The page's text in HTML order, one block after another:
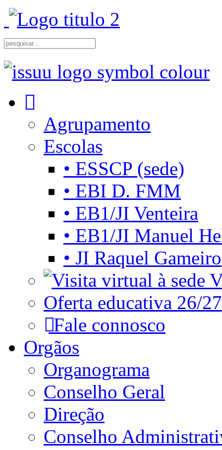
Agrupamento
Escolas
• ESSCP (sede)
• EBI D. FMM
• EB1/JI Venteira
• EB1/JI Manuel
• JI Raquel Gameiro
Oferta educativa 26/27
Fale connosco
Orgãos
Organograma
Conselho Geral
Direção
Conselho